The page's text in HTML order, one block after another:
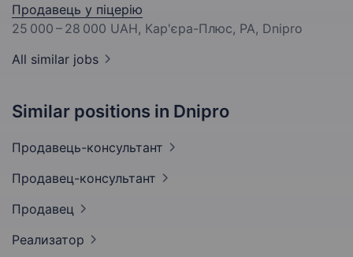
Продавець у піцерію
25 000 – 28 000 UAH, Кар'єра-Плюс, РА, Dnipro
All similar jobs
Similar positions in Dnipro
Продавець-консультант
Продавец-консультант
Продавец
Реализатор